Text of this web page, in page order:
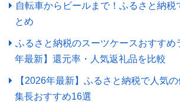
自転車からビールまで！ふるさと納税
とめ
ふるさと納税のスーツケースおすすめ
年最新】還元率・人気返礼品を比較
【2026年最新】ふるさと納税で人気
集長おすすめ16選